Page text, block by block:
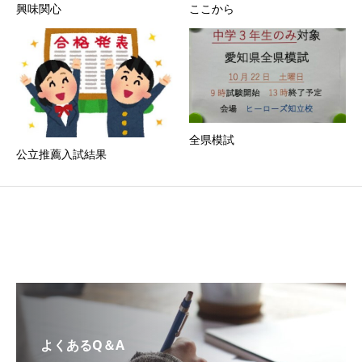
興味関心 ここから
公立推薦入試結果
全県模試
よくあるQ＆A